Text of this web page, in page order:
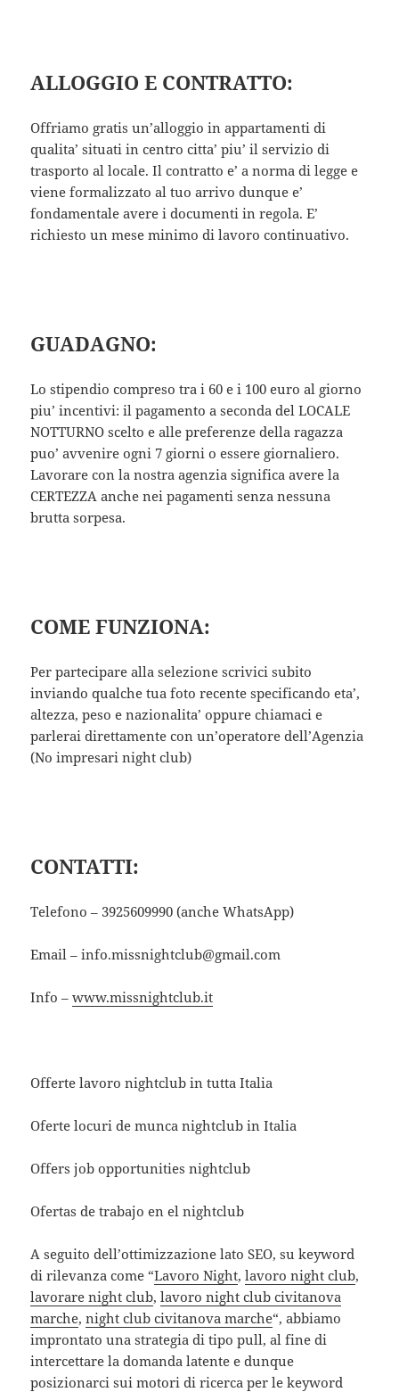
ALLOGGIO E CONTRATTO:
Offriamo gratis un’alloggio in appartamenti di
qualita’ situati in centro citta’ piu’ il servizio di
trasporto al locale. Il contratto e’ a norma di legge e
viene formalizzato al tuo arrivo dunque e’
fondamentale avere i documenti in regola. E’
richiesto un mese minimo di lavoro continuativo.
GUADAGNO:
Lo stipendio compreso tra i 60 e i 100 euro al giorno
piu’ incentivi: il pagamento a seconda del LOCALE
NOTTURNO scelto e alle preferenze della ragazza
puo’ avvenire ogni 7 giorni o essere giornaliero.
Lavorare con la nostra agenzia significa avere la
CERTEZZA anche nei pagamenti senza nessuna
brutta sorpesa.
COME FUNZIONA:
Per partecipare alla selezione scrivici subito
inviando qualche tua foto recente specificando eta’,
altezza, peso e nazionalita’ oppure chiamaci e
parlerai direttamente con un’operatore dell’Agenzia
(No impresari night club)
CONTATTI:
Telefono – 3925609990 (anche WhatsApp)
Email – info.missnightclub@gmail.com
Info –www.missnightclub.it
Offerte lavoro nightclub in tutta Italia
Oferte locuri de munca nightclub in Italia
Offers job opportunities nightclub
Ofertas de trabajo en el nightclub
A seguito dell’ottimizzazione lato SEO, su keyword
di rilevanza come “Lavoro Night,lavoro night club,
lavorare night club,lavoro night club civitanova
marche,night club civitanova marche“, abbiamo
improntato una strategia di tipo pull, al fine di
intercettare la domanda latente e dunque
posizionarci sui motori di ricerca per le keyword